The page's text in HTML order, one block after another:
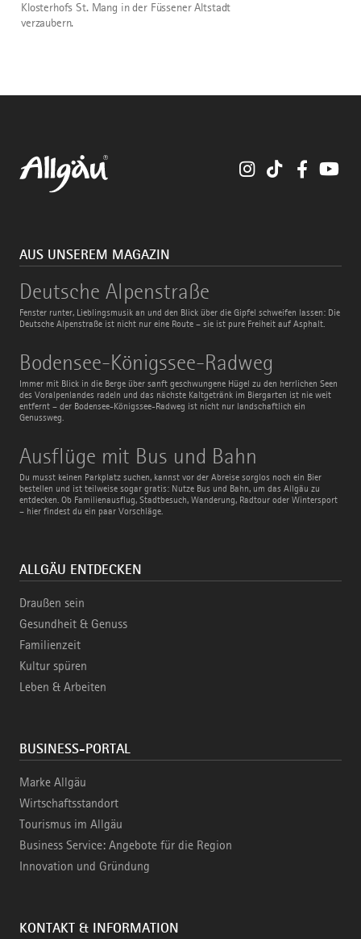
Klosterhofs St. Mang in der Füssener Altstadt
verzaubern.
InstagramTikTok
AUS UNSEREM MAGAZIN
Deutsche Alpenstraße
Fenster runter, Lieblingsmusik an und den Blick über die Gipfel schweifen lassen: Die
Deutsche Alpenstraße ist nicht nur eine Route – sie ist pure Freiheit auf Asphalt.
Deutsche
Alpenstraße
Bodensee-Königssee-Radweg
Immer mit Blick in die Berge über sanft geschwungene Hügel zu den herrlichen Seen
des Voralpenlandes radeln und das nächste Kaltgetränk im Biergarten ist nie weit
entfernt – der Bodensee-Königssee-Radweg ist nicht nur landschaftlich ein
Genussweg.
Bodensee-
Königssee-
Radweg
Ausflüge mit Bus und Bahn
Du musst keinen Parkplatz suchen, kannst vor der Abreise sorglos noch ein Bier
bestellen und ist teilweise sogar gratis: Nutze Bus und Bahn, um das Allgäu zu
entdecken. Ob Familienausflug, Stadtbesuch, Wanderung, Radtour oder Wintersport
– hier findest du ein paar Vorschläge.
Ausflüge
mit
Bus
und
Bahn
ALLGÄU ENTDECKEN
Draußen sein
Gesundheit & Genuss
Familienzeit
Kultur spüren
Leben & Arbeiten
BUSINESS-PORTAL
Marke Allgäu
Wirtschaftsstandort
Tourismus im Allgäu
Business Service: Angebote für die Region
Innovation und Gründung
KONTAKT & INFORMATION